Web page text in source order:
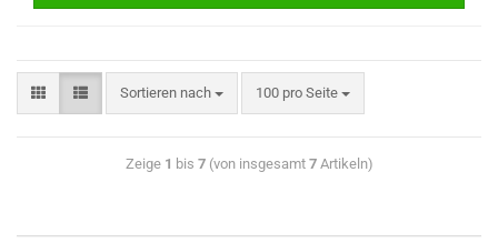
Sortieren nach 100 pro Seite
Zeige 1 bis 7(von insgesamt 7Artikeln)